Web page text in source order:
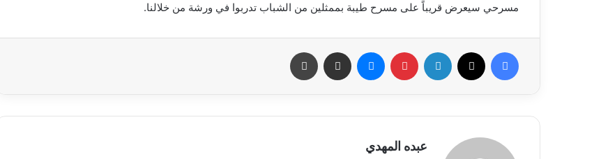
مسرحي سيعرض قريباً على مسرح طيبة بممثلين من الشباب تدربوا في ورشة من خلالنا.
فيسبوك لينكدإن بينتيريست ماسنجر مشاركة عبر البريد
عبده المهدي